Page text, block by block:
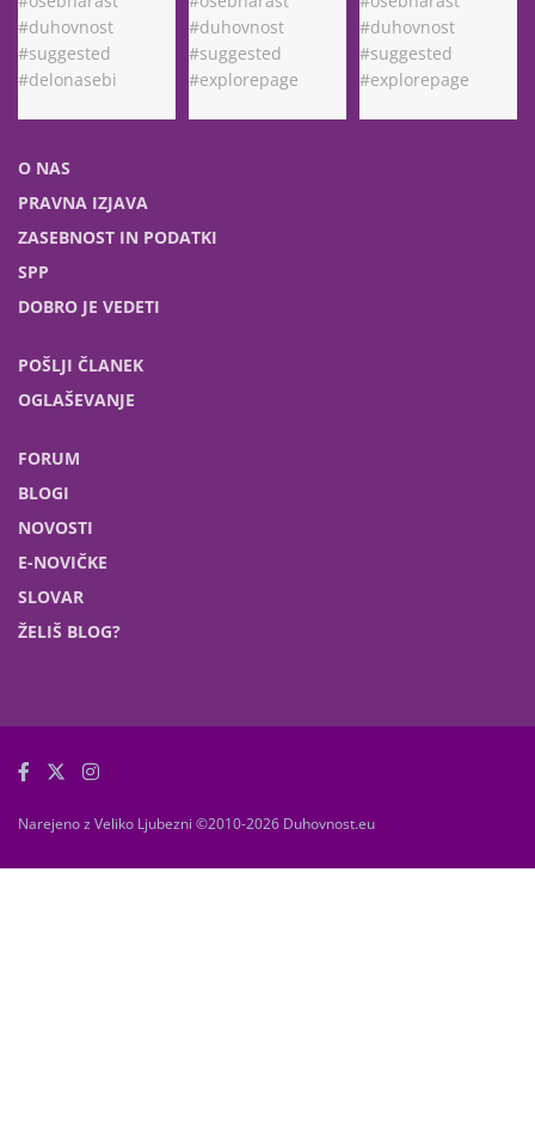
O NAS
PRAVNA IZJAVA
ZASEBNOST IN PODATKI
SPP
DOBRO JE VEDETI
POŠLJI ČLANEK
OGLAŠEVANJE
FORUM
BLOGI
NOVOSTI
E-NOVIČKE
SLOVAR
ŽELIŠ BLOG?
Narejeno z Veliko Ljubezni ©2010-2026 Duhovnost.eu